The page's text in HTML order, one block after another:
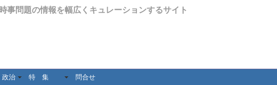
事問題の情報を幅広くキュレーションするサイト
政治 特 集 問合せ